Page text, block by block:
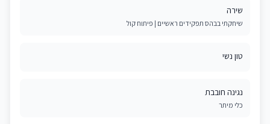
שירה
שיחקתי בבהס תפקידים ראשיים | פיתוח קול
טון נשי
נגינה חובבת
כלי מיתר